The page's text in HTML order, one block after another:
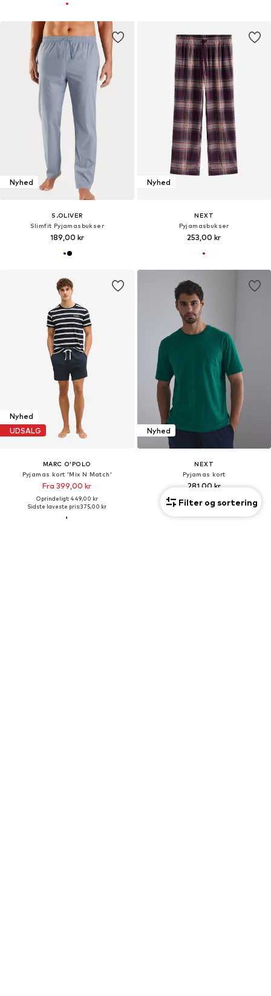
Nyhed
S.OLIVER
Slimfit Pyjamasbukser
189,00 kr
Nyhed
NEXT
Pyjamasbukser
253,00 kr
Nyhed
UDSALG
MARC O'POLO
Pyjamas kort 'Mix N Match'
Fra 399,00 kr
Oprindeligt: 449,00 kr
Sidste laveste pris:375,00 kr
Nyhed
NEXT
Pyjamas kort
281,00 kr
Filter og sortering